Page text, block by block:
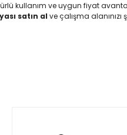
kullanım ve uygun fiyat
satın al ve çalışma alanınızı